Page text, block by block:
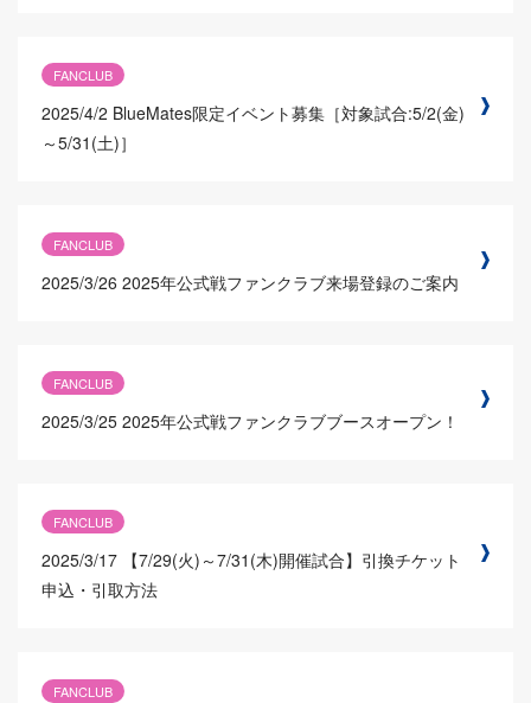
FANCLUB
2025/4/2 BlueMates限定イベント募集［対象試合:5/2(金)
～5/31(土)］
FANCLUB
2025/3/26 2025年公式戦ファンクラブ来場登録のご案内
FANCLUB
2025/3/25 2025年公式戦ファンクラブブースオープン！
FANCLUB
2025/3/17 【7/29(火)～7/31(木)開催試合】引換チケット
申込・引取方法
FANCLUB